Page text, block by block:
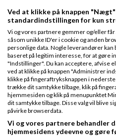
hvordan ser hans
E.W.D Distribution
Ved at klikke på knappen "Nægt"
standardindstillingen for kun
Vi og vores partnere gemmer og/eller
såsom unikke ID'er i cookie og anden
personlige data. Nogle leverandører kan
baseret på legitim interesse, for at gøre
"Indstillinger". Du kan acceptere, afvise
ved at klikke på knappen "Administrer
klikke på fingeraftryksknappen i
trække dit samtykke tilbage, klik på
hjemmesiden og klik på menupunktet
dit samtykke tilbage. Disse valg vil blive
påvirke browserdata.
Vi og vores partnere behandler
hjemmesidens ydeevne og gøre